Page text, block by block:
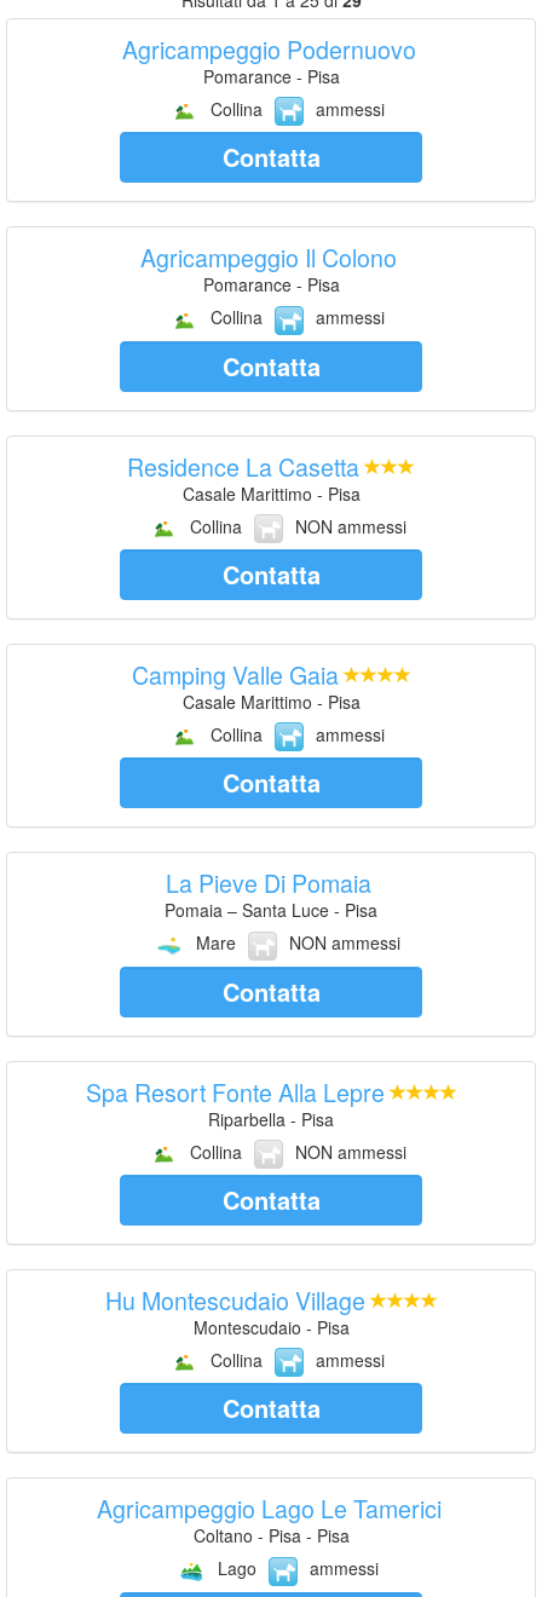
Agricampeggio Podernuovo
Pomarance - Pisa
Collina
ammessi
Contatta
Agricampeggio Il Colono
Pomarance - Pisa
Collina
ammessi
Contatta
Residence La Casetta
Casale Marittimo - Pisa
Collina
NON ammessi
Contatta
Camping Valle Gaia
Casale Marittimo - Pisa
Collina
ammessi
Contatta
La Pieve Di Pomaia
Pomaia – Santa Luce - Pisa
Mare
NON ammessi
Contatta
Spa Resort Fonte Alla Lepre
Riparbella - Pisa
Collina
NON ammessi
Contatta
Hu Montescudaio Village
Montescudaio - Pisa
Collina
ammessi
Contatta
Agricampeggio Lago Le Tamerici
Coltano - Pisa - Pisa
Lago
ammessi